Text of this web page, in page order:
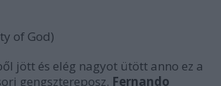
of God)
jött és elég nagyot ütött anno ez a
gengsztereposz. Fernando